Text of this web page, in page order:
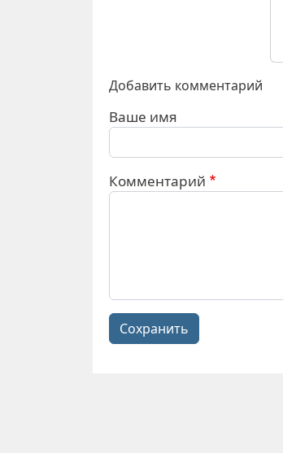
Добавить комментарий
Ваше имя
Комментарий
Сохранить